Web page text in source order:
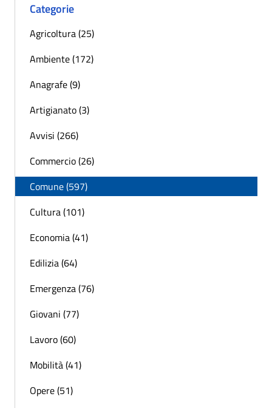
Categorie
Agricoltura (25)
Ambiente (172)
Anagrafe (9)
Artigianato (3)
Avvisi (266)
Commercio (26)
Comune (597)
Cultura (101)
Economia (41)
Edilizia (64)
Emergenza (76)
Giovani (77)
Lavoro (60)
Mobilità (41)
Opere (51)